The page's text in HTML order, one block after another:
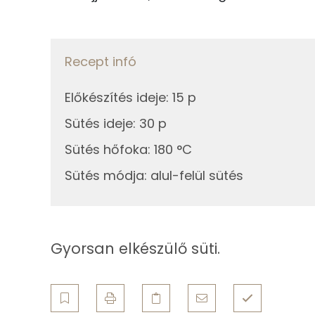
0g só
25g étcsokoládé
Összesen
Zsír
Összesen
Egyszeresen telítetlen zsírsav:
Többszörösen telítetlen zsírsav
Recept infó
Előkészítés ideje: 15 p
Sütés ideje: 30 p
Sütés hőfoka: 180 °C
Sütés módja: alul-felül sütés
Gyorsan elkészülő süti.